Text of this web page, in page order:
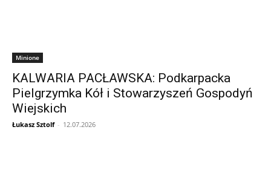
Minione
KALWARIA PACŁAWSKA: Podkarpacka
Pielgrzymka Kół i Stowarzyszeń Gospodyń
Wiejskich
Łukasz Sztolf - 12.07.2026